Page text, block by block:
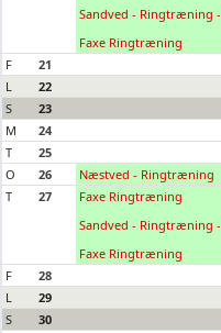
Sandved - Ringtræning -
Faxe Ringtræning
F
21
L
22
S
23
M
24
T
25
O
26
Næstved - Ringtræning
T
27
Faxe Ringtræning
Sandved - Ringtræning -
Faxe Ringtræning
F
28
L
29
S
30